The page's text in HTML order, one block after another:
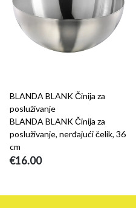
BLANDA BLANK Činija za
posluživanje
BLANDA BLANK Činija za
posluživanje, nerđajući čelik, 36
cm
€16.00